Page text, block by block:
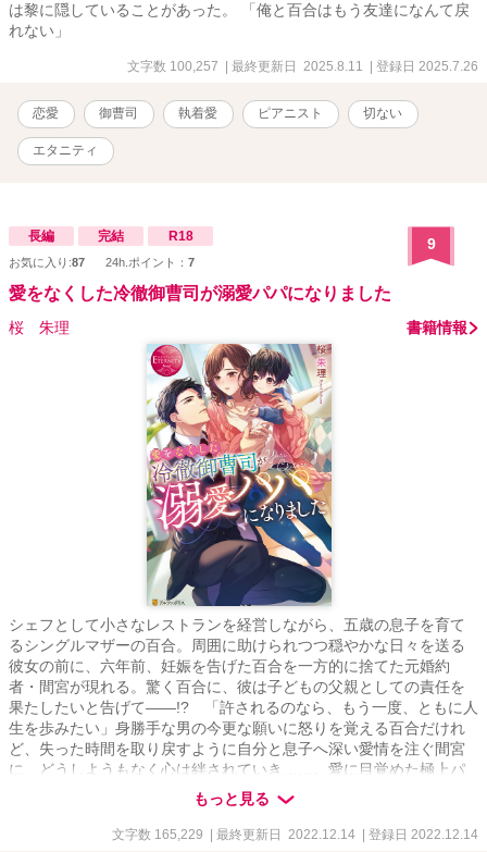
は黎に隠していることがあった。 「俺と百合はもう友達になんて戻
れない」
文字数 100,257 | 最終更新日 2025.8.11 | 登録日 2025.7.26
恋愛 御曹司 執着愛 ピアニスト 切ない
エタニティ
長編 完結 R18
お気に入り:87 24h.ポイント： 7
9
愛をなくした冷徹御曹司が溺愛パパになりました
桜 朱理 書籍情報
シェフとして小さなレストランを経営しながら、五歳の息子を育て
るシングルマザーの百合。周囲に助けられつつ穏やかな日々を送る
彼女の前に、六年前、妊娠を告げた百合を一方的に捨てた元婚約
者・間宮が現れる。驚く百合に、彼は子どもの父親としての責任を
果たしたいと告げて――!? 「許されるのなら、もう一度、ともに人
生を歩みたい」身勝手な男の今更な願いに怒りを覚える百合だけれ
ど、失った時間を取り戻すように自分と息子へ深い愛情を注ぐ間宮
に、どうしようもなく心は絆されていき……。愛に目覚めた極上パ
パの傲慢なほど一途な想いに囚われる、最高のやり直しロマンス！
もっと見る
文字数 165,229 | 最終更新日 2022.12.14 | 登録日 2022.12.14